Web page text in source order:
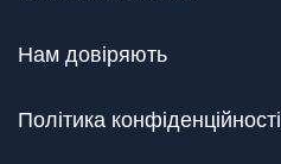
Нам довіряють
Політика конфіденційності